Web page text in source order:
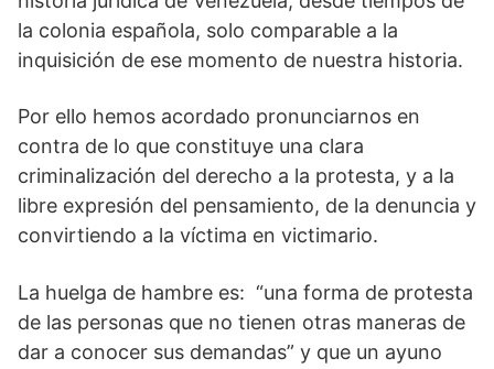
la colonia española, solo comparable a la
inquisición de ese momento de nuestra historia.
Por ello hemos acordado pronunciarnos en
contra de lo que constituye una clara
criminalización del derecho a la protesta, y a la
libre expresión del pensamiento, de la denuncia y
convirtiendo a la víctima en victimario.
La huelga de hambre es: “una forma de protesta
de las personas que no tienen otras maneras de
dar a conocer sus demandas” y que un ayuno